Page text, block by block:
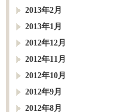
2013年2月
2013年1月
2012年12月
2012年11月
2012年10月
2012年9月
2012年8月